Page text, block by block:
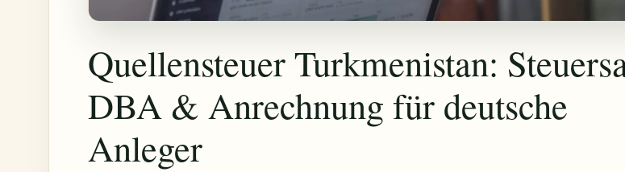
Quellensteuer Turkmenistan:
DBA & Anrechnung für deutsche
Anleger